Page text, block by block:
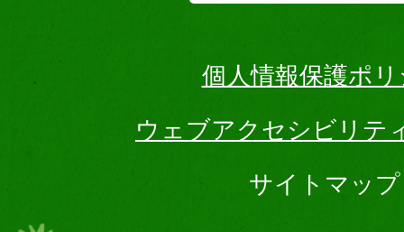
個人情報保護ポ
ウェブアクセシビリテ
サイトマップ